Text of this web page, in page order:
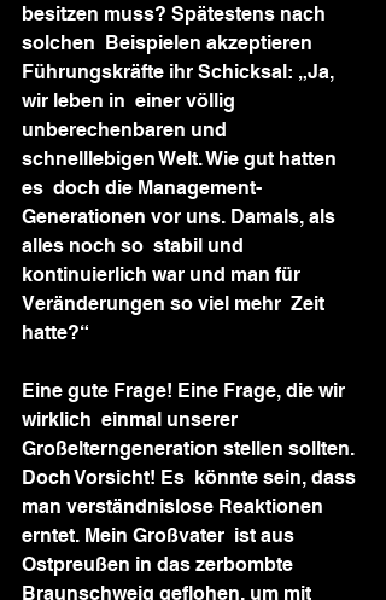
besitzen muss? Spätestens nach
solchen  Beispielen akzeptieren
Führungskräfte ihr Schicksal: „Ja,
wir leben in  einer völlig
unberechenbaren und
schnelllebigen Welt. Wie gut hatten
es  doch die Management-
Generationen vor uns. Damals, als
alles noch so  stabil und
kontinuierlich war und man für
Veränderungen so viel mehr  Zeit
hatte?“
Eine gute Frage! Eine Frage, die wir
wirklich  einmal unserer
Großelterngeneration stellen sollten.
Doch Vorsicht! Es  könnte sein, dass
man verständnislose Reaktionen
erntet. Mein Großvater  ist aus
Ostpreußen in das zerbombte
Braunschweig geflohen, um mit